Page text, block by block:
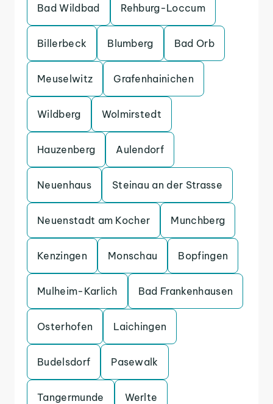
Bad Wildbad Rehburg-Loccum
Billerbeck Blumberg Bad Orb
Meuselwitz Grafenhainichen
Wildberg Wolmirstedt
Hauzenberg Aulendorf
Neuenhaus Steinau an der Strasse
Neuenstadt am Kocher Munchberg
Kenzingen Monschau Bopfingen
Mulheim-Karlich Bad Frankenhausen
Osterhofen Laichingen
Budelsdorf Pasewalk
Tangermunde Werlte